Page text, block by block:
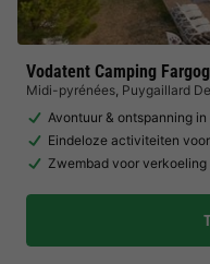
Vodatent Camping
Midi-pyrénées, Puygaillard
Avontuur & ontspanning
Eindeloze activiteiten
Zwembad voor verkoeling